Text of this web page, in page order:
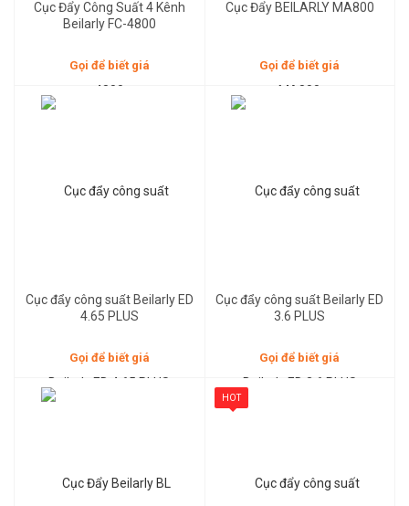
Cục Đẩy Công Suất 4 Kênh
Beilarly FC-4800
Gọi để biết giá
Cục Đẩy BEILARLY MA800
Gọi để biết giá
Cục đẩy công suất Beilarly ED
4.65 PLUS
Gọi để biết giá
Cục đẩy công suất Beilarly ED
3.6 PLUS
Gọi để biết giá
HOT